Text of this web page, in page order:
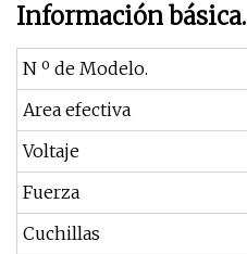
Información básica.
N º de Modelo.
Area efectiva
Voltaje
Fuerza
Cuchillas